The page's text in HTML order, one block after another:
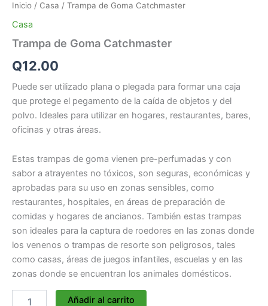
Inicio / Casa / Trampa de Goma Catchmaster
Casa
Trampa de Goma Catchmaster
Q12.00
Puede ser utilizado plana o plegada para formar una caja
que protege el pegamento de la caída de objetos y del
polvo. Ideales para utilizar en hogares, restaurantes, bares,
oficinas y otras áreas.
Estas trampas de goma vienen pre-perfumadas y con
sabor a atrayentes no tóxicos, son seguras, económicas y
aprobadas para su uso en zonas sensibles, como
restaurantes, hospitales, en áreas de preparación de
comidas y hogares de ancianos. También estas trampas
son ideales para la captura de roedores en las zonas donde
los venenos o trampas de resorte son peligrosos, tales
como casas, áreas de juegos infantiles, escuelas y en las
zonas donde se encuentran los animales domésticos.
Catchmaster
cantidad
Añadir al carrito